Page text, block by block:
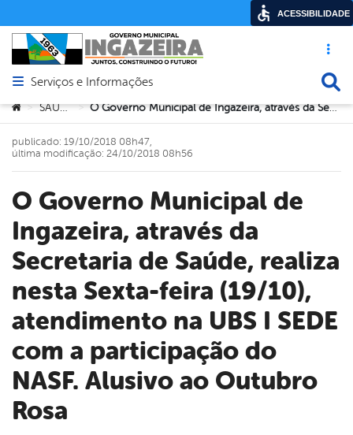
Acesso
Abrir menu principal de navegação
Serviços e Informações
Você está aqui:
> SAÚDE > O Governo Municipal de Ingazeira, através da Secretaria de Saúde, realiza nesta Sexta-feira (19/10), atendimento na UBS I SEDE com a participação do NASF. Alusivo ao Outubro Rosa
O Governo Municipal de
Ingazeira, através da
Secretaria de Saúde, realiza
nesta Sexta-feira (19/10),
atendimento na UBS I SEDE
com a participação do
NASF. Alusivo ao Outubro
Rosa
publicado: 19/10/2018 08h47,
última modificação: 24/10/2018 08h56
ACESSIBILIDADE